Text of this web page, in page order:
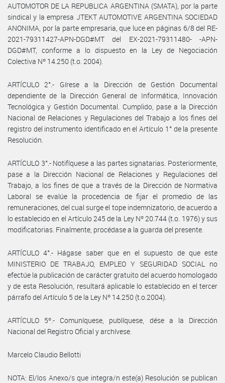
AUTOMOTOR DE LA REPUBLICA ARGENTINA (SMATA), por la parte
sindical y la empresa JTEKT AUTOMOTIVE ARGENTINA SOCIEDAD
ANONIMA, por la parte empresaria, que luce en páginas 6/8 del RE-
2021-79311427-APN-DGD#MT del EX-2021-79311480- -APN-
DGD#MT, conforme a lo dispuesto en la Ley de Negociación
Colectiva Nº 14.250 (t.o. 2004).
ARTÍCULO 2°.- Gírese a la Dirección de Gestión Documental
dependiente de la Dirección General de Informática, Innovación
Tecnológica y Gestión Documental. Cumplido, pase a la Dirección
Nacional de Relaciones y Regulaciones del Trabajo a los fines del
registro del instrumento identificado en el Artículo 1° de la presente
Resolución.
ARTÍCULO 3°.- Notifíquese a las partes signatarias. Posteriormente,
pase a la Dirección Nacional de Relaciones y Regulaciones del
Trabajo, a los fines de que a través de la Dirección de Normativa
Laboral se evalúe la procedencia de fijar el promedio de las
remuneraciones, del cual surge el tope indemnizatorio, de acuerdo a
lo establecido en el Artículo 245 de la Ley Nº 20.744 (t.o. 1976) y sus
modificatorias. Finalmente, procédase a la guarda del presente.
ARTÍCULO 4°.- Hágase saber que en el supuesto de que este
MINISTERIO DE TRABAJO, EMPLEO Y SEGURIDAD SOCIAL no
efectúe la publicación de carácter gratuito del acuerdo homologado
y de esta Resolución, resultará aplicable lo establecido en el tercer
párrafo del Artículo 5 de la Ley Nº 14.250 (t.o.2004).
ARTÍCULO 5º.- Comuníquese, publíquese, dése a la Dirección
Nacional del Registro Oficial y archívese.
Marcelo Claudio Bellotti
NOTA: El/los Anexo/s que integra/n este(a) Resolución se publican